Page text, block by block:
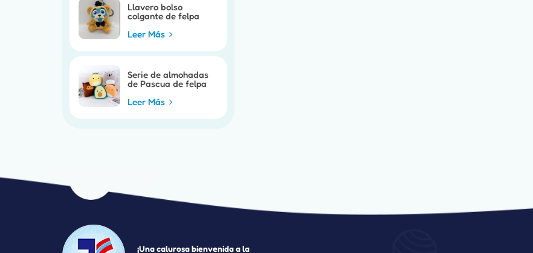
Llavero bolso
colgante de felpa
personalizable
Leer Más
Serie de almohadas
de Pascua de felpa
Leer Más
¡Una calurosa bienvenida a la